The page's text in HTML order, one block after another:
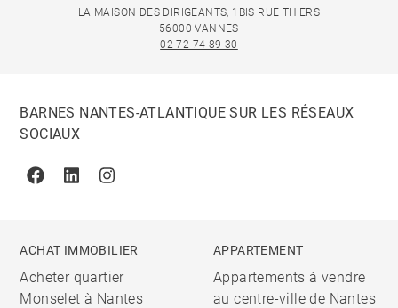
LA MAISON DES DIRIGEANTS, 1BIS RUE THIERS
56000 VANNES
02 72 74 89 30
BARNES NANTES-ATLANTIQUE SUR LES RÉSEAUX
SOCIAUX
FacebookLinkedinInstagram
ACHAT IMMOBILIER
Acheter quartier
Monselet à Nantes
APPARTEMENT
Appartements à vendre
au centre-ville de Nantes